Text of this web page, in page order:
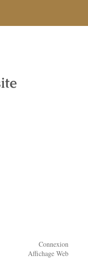
Connexion
Affichage Web